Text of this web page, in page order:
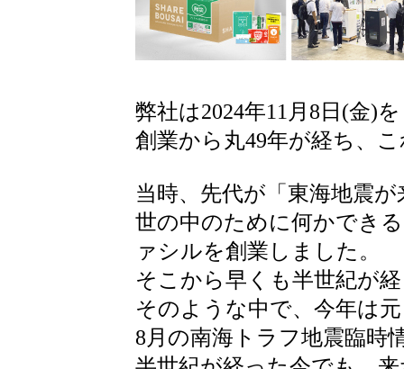
弊社は2024年11月8日(金)
創業から丸49年が経ち、
当時、先代が「東海地震
世の中のために何かでき
ァシルを創業しました。
そこから早くも半世紀が
そのような中で、今年は
8月の南海トラフ地震臨時